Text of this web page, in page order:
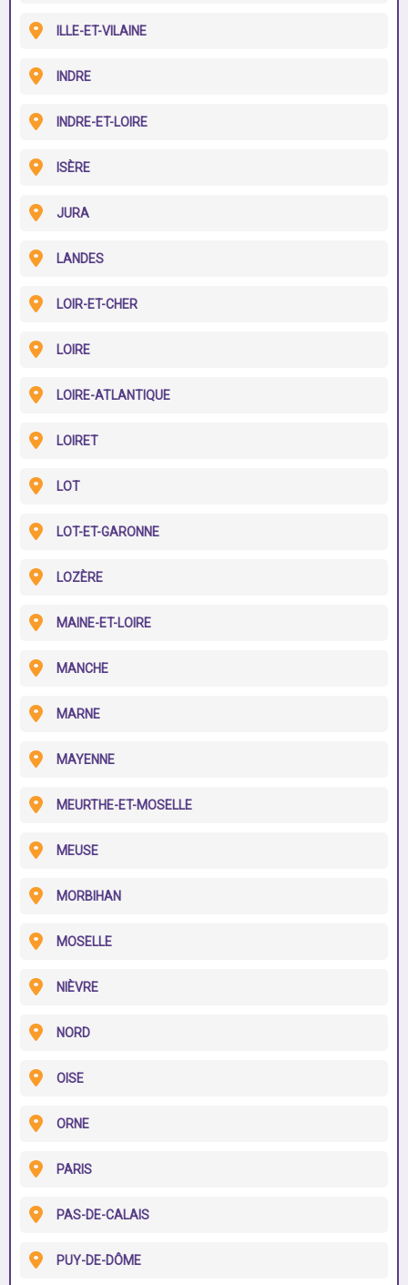
ILLE-ET-VILAINE
INDRE
INDRE-ET-LOIRE
ISÈRE
JURA
LANDES
LOIR-ET-CHER
LOIRE
LOIRE-ATLANTIQUE
LOIRET
LOT
LOT-ET-GARONNE
LOZÈRE
MAINE-ET-LOIRE
MANCHE
MARNE
MAYENNE
MEURTHE-ET-MOSELLE
MEUSE
MORBIHAN
MOSELLE
NIÈVRE
NORD
OISE
ORNE
PARIS
PAS-DE-CALAIS
PUY-DE-DÔME